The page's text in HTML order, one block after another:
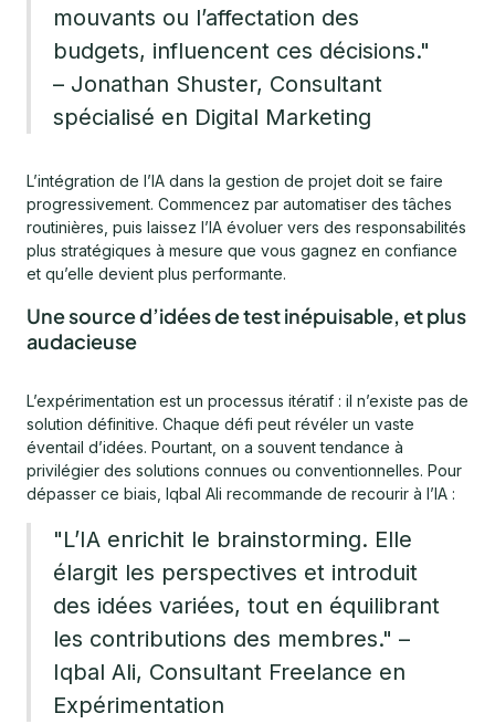
mouvants ou l’affectation des
budgets, influencent ces décisions."
– Jonathan Shuster, Consultant
spécialisé en Digital Marketing
L’intégration de l’IA dans la gestion de projet doit se faire
progressivement. Commencez par automatiser des tâches
routinières, puis laissez l’IA évoluer vers des responsabilités
plus stratégiques à mesure que vous gagnez en confiance
et qu’elle devient plus performante.
Une source d’idées de test inépuisable, et plus
audacieuse
L’expérimentation est un processus itératif : il n’existe pas de
solution définitive. Chaque défi peut révéler un vaste
éventail d’idées. Pourtant, on a souvent tendance à
privilégier des solutions connues ou conventionnelles. Pour
dépasser ce biais, Iqbal Ali recommande de recourir à l’IA :
"L’IA enrichit le brainstorming. Elle
élargit les perspectives et introduit
des idées variées, tout en équilibrant
les contributions des membres." –
Iqbal Ali, Consultant Freelance en
Expérimentation